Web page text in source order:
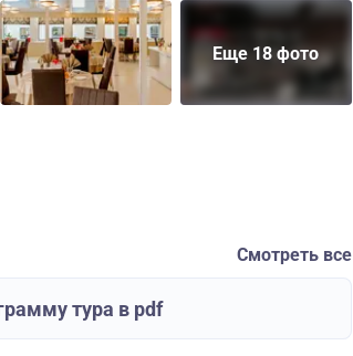
Еще 18 фото
Смотреть все
тура в pdf